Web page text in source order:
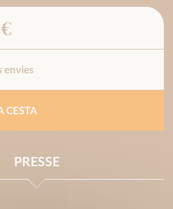
envies
CESTA
PRESSE